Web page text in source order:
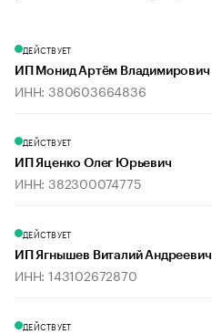
ДЕЙСТВУЕТ
ИП Монид Артём Владимирович
ИНН: 380603664836
ДЕЙСТВУЕТ
ИП Яценко Олег Юрьевич
ИНН: 382300074775
ДЕЙСТВУЕТ
ИП Ягнышев Виталий Андреевич
ИНН: 143102672870
ДЕЙСТВУЕТ